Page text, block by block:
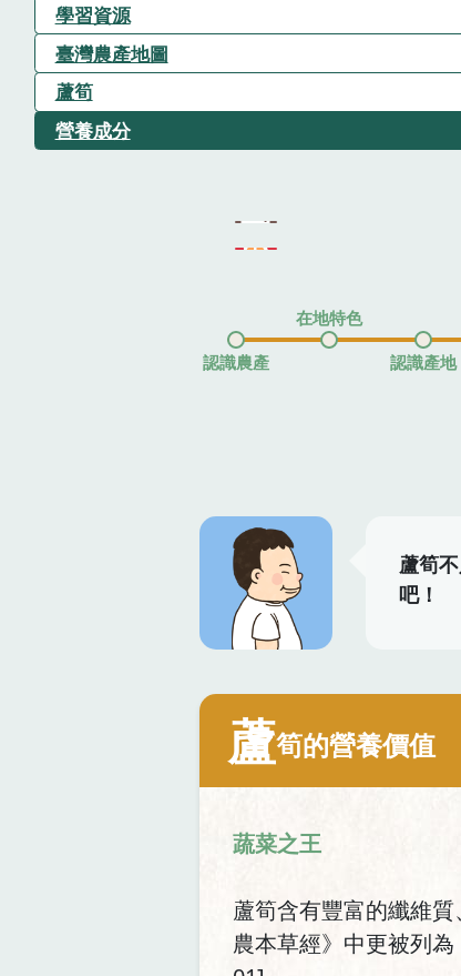
學習資源
臺灣農產地圖
蘆筍
營養成分
認識農產
在地特色
認識產地
蘆筍
吧！
蘆筍的營養價值
蔬菜之王
蘆筍含有豐富的纖維
農本草經》中更被列